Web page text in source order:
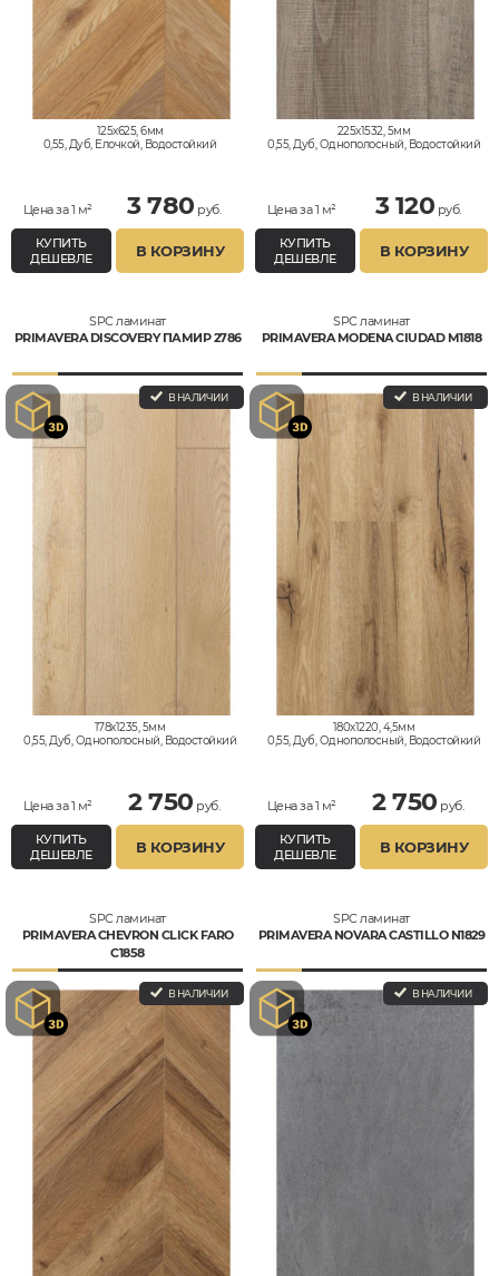
125x625, 6мм
0,55, Дуб, Елочкой, Водостойкий
Цена за 1 м² 3 780 руб.
КУПИТЬ
ДЕШЕВЛЕ
В КОРЗИНУ
225x1532, 5мм
0,55, Дуб, Однополосный, Водостойкий
Цена за 1 м² 3 120 руб.
КУПИТЬ
ДЕШЕВЛЕ
В КОРЗИНУ
SPC ламинат
PRIMAVERA DISCOVERY ПАМИР 2786
В НАЛИЧИИ
178x1235, 5мм
0,55, Дуб, Однополосный, Водостойкий
Цена за 1 м² 2 750 руб.
КУПИТЬ
ДЕШЕВЛЕ
В КОРЗИНУ
SPC ламинат
PRIMAVERA MODENA CIUDAD M1818
В НАЛИЧИИ
180x1220, 4,5мм
0,55, Дуб, Однополосный, Водостойкий
Цена за 1 м² 2 750 руб.
КУПИТЬ
ДЕШЕВЛЕ
В КОРЗИНУ
SPC ламинат
PRIMAVERA CHEVRON CLICK FARO
C1858
В НАЛИЧИИ
SPC ламинат
PRIMAVERA NOVARA CASTILLO N1829
В НАЛИЧИИ